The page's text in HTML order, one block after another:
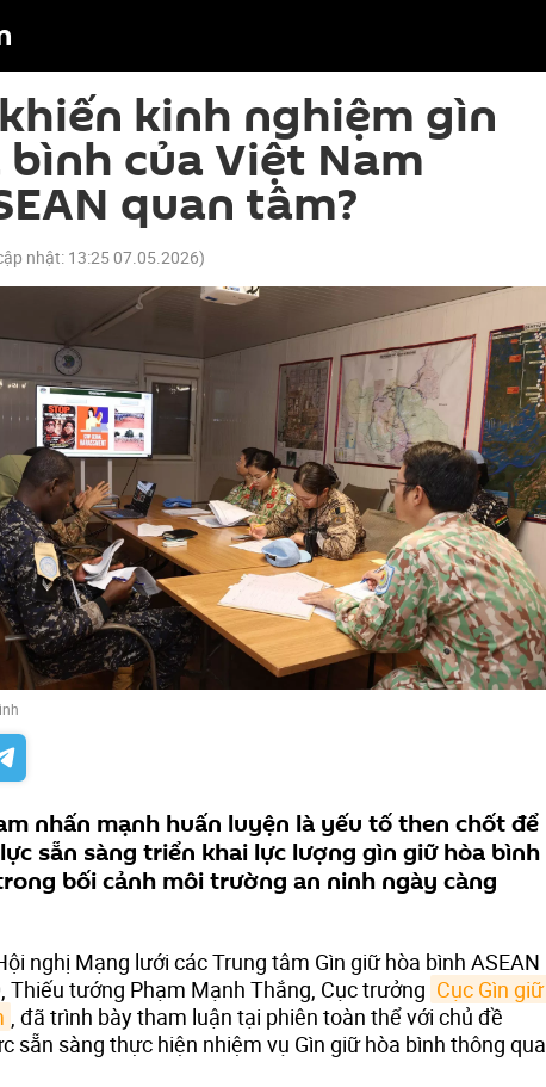
kinh nghiệm gìn
của Việt Nam
quan tâm?
nhật: 13:25 07.05.2026)
nhấn mạnh huấn luyện là yếu tố then chốt để
sẵn sàng triển khai lực lượng gìn giữ hòa bình
bối cảnh môi trường an ninh ngày càng
nghị Mạng lưới các Trung tâm Gìn giữ hòa bình ASEAN
Thiếu tướng Phạm Mạnh Thắng, Cục trưởng Cục Gìn giữ
, đã trình bày tham luận tại phiên toàn thể với chủ đề
sẵn sàng thực hiện nhiệm vụ Gìn giữ hòa bình thông qua